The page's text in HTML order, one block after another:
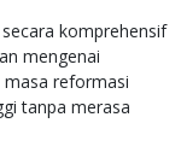
komprehensif
mengenai
reformasi
tanpa merasa